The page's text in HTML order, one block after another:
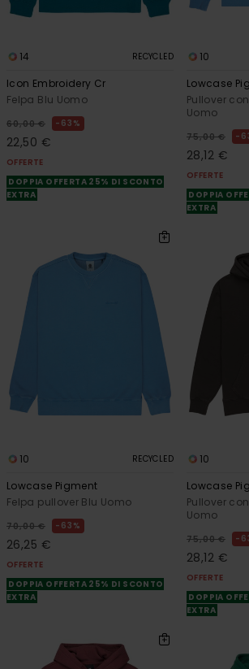
14 RECYCLED
Icon Embroidery Cr
Felpa Blu Uomo
60,00 € 63%
22,50 €
OFFERTE
DOPPIA OFFERTA 25% DI SCONTO
EXTRA
10
Lowcase
Pullover
Uomo
75,00 €
28,12 €
OFFERTE
DOPPIA
EXTRA
10 RECYCLED
Lowcase Pigment
Felpa pullover Blu Uomo
70,00 € 63%
26,25 €
OFFERTE
DOPPIA OFFERTA 25% DI SCONTO
EXTRA
10
Lowcase
Pullover
Uomo
75,00 €
28,12 €
OFFERTE
DOPPIA
EXTRA